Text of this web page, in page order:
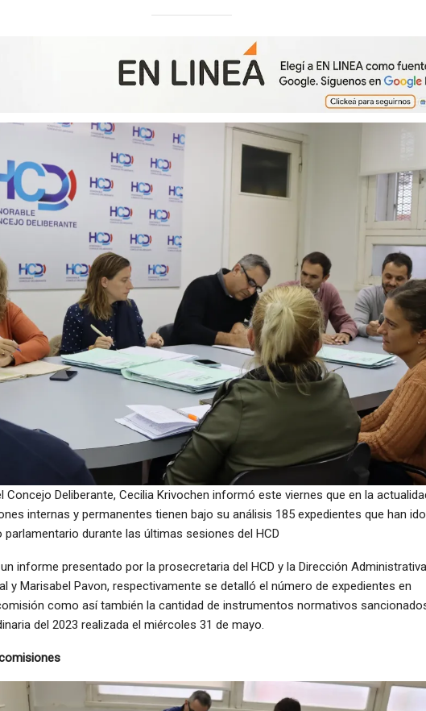
Concejo Deliberante, Cecilia Krivochen informó este viernes que en la
internas y permanentes tienen bajo su análisis 185 expedientes que han ido
durante las últimas sesiones del HCD
informe presentado por la prosecretaria del HCD y la Dirección
y Marisabel Pavon, respectivamente se detalló el número de expedientes en
como así también la cantidad de instrumentos normativos
del 2023 realizada el miércoles 31 de mayo.